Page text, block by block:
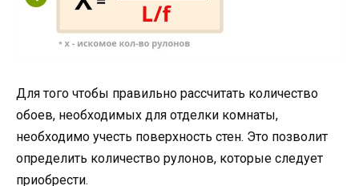
Для того чтобы правильно рассчитать количество
обоев, необходимых для отделки комнаты,
необходимо учесть поверхность стен. Это позволит
определить количество рулонов, которые следует
приобрести.